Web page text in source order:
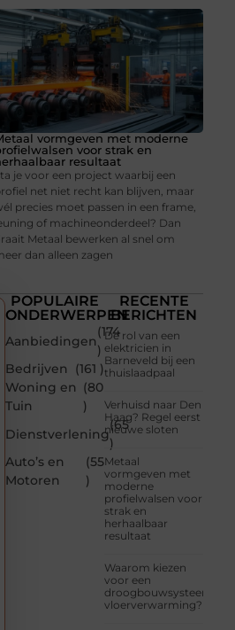
vormgeven met moderne
voor strak en
resultaat
je voor een project waarbij een
net niet recht kan blijven, maar
precies moet passen in een frame,
of machineonderdeel? Dan
Metaal bewerken al snel om
dan alleen zagen
POPULAIRE
ONDERWERPEN
Aanbiedingen
(174
)
Bedrijven
(161 )
Woning en
Tuin
(80
)
Dienstverlening
(65
)
Auto’s en
Motoren
(55
)
RECENTE
BERICHTEN
De rol van een
elektricien in
Barneveld bij een
thuislaadpaal
Verhuisd naar Den
Haag? Regel eerst
nieuwe sloten
Metaal
vormgeven met
moderne
profielwalsen voor
strak en
herhaalbaar
resultaat
Waarom kiezen
voor een
droogbouwsysteem
vloerverwarming?